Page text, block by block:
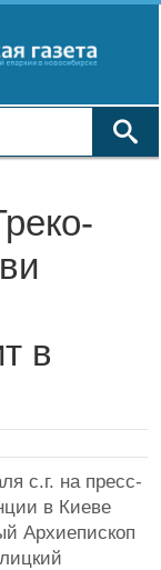
в
с.г. на пресс-
в Киеве
Архиепископ